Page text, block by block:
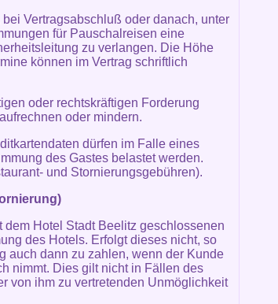
Vertragsabschluß oder danach, unter
für Pauschalreisen eine
zu verlangen. Die Höhe
können im Vertrag schriftlich
oder rechtskräftigen Forderung
oder mindern.
dürfen im Falle eines
des Gastes belastet werden.
und Stornierungsgebühren).
Hotel Stadt Beelitz geschlossenen
des Hotels. Erfolgt dieses nicht, so
auch dann zu zahlen, wenn der Kunde
nimmt. Dies gilt nicht in Fällen des
von ihm zu vertretenden Unmöglichkeit